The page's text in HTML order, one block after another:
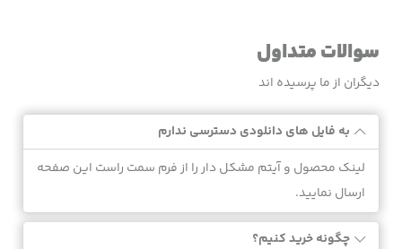
سوالات متداول
دیگران از ما پرسیده اند
به فایل های دانلودی دسترسی ندارم
لینک محصول و آیتم مشکل دار را از فرم سمت راست این صفحه
ارسال نمایید.
چگونه خرید کنیم؟